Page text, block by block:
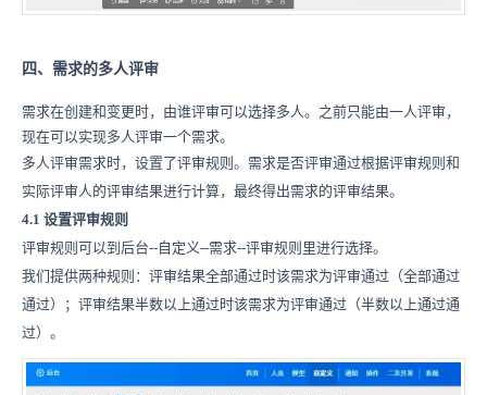
四、需求的多人评审
需求在创建和变更时，由谁评审可以选择多人。之前只能由一人评审，
现在可以实现多人评审一个需求。
多人评审需求时，设置了评审规则。需求是否评审通过根据评审规则和
实际评审人的评审结果进行计算，最终得出需求的评审结果。
4.1 设置评审规则
评审规则可以到后台--自定义--需求--评审规则里进行选择。
我们提供两种规则：评审结果全部通过时该需求为评审通过（全部通过
通过）；评审结果半数以上通过时该需求为评审通过（半数以上通过通
过）。